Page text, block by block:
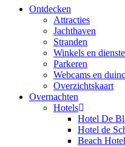
Ontdecken
Attracties
Jachthaven
Stranden
Winkels en
Parkeren
Webcams en
Overzichtskaart
Overnachten
Hotels
Hotel De
Hotel de
Beach